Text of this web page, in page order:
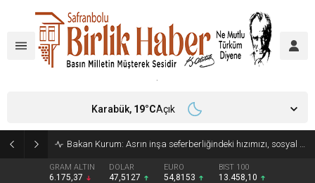
Bakan Kurum: Asrın inşa seferberliğindeki hızımızı, sosyal konut seferberliğinde de sürdürmeye devam ediyoruz
GRAM ALTIN
6.175,37
DOLAR
47,5127
EURO
54,8153
BIST 100
13.458,10
Karabük, 19°CAçık